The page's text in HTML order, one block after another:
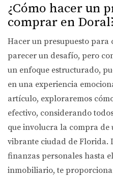
¿Cómo hacer un
comprar en
Hacer un presupuesto
parecer un desafío, pero
un enfoque estructurado,
en una experiencia
artículo, exploraremos
efectivo, considerando
que involucra la compra de
vibrante ciudad de Florida.
finanzas personales hasta
inmobiliario, te